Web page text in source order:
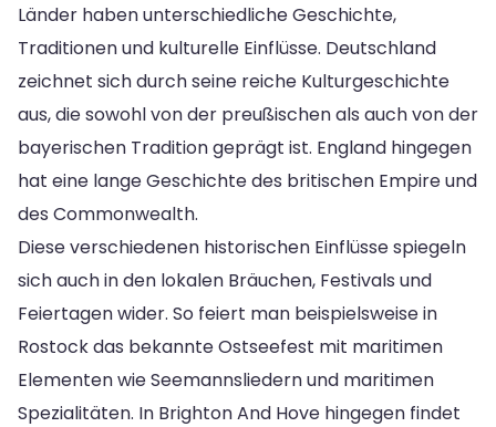
Länder haben unterschiedliche Geschichte,
Traditionen und kulturelle Einflüsse. Deutschland
zeichnet sich durch seine reiche Kulturgeschichte
aus, die sowohl von der preußischen als auch von der
bayerischen Tradition geprägt ist. England hingegen
hat eine lange Geschichte des britischen Empire und
des Commonwealth.
Diese verschiedenen historischen Einflüsse spiegeln
sich auch in den lokalen Bräuchen, Festivals und
Feiertagen wider. So feiert man beispielsweise in
Rostock das bekannte Ostseefest mit maritimen
Elementen wie Seemannsliedern und maritimen
Spezialitäten. In Brighton And Hove hingegen findet